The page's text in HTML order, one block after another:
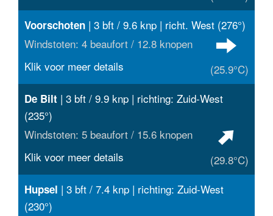
Voorschoten | 3 bft / 9.6 knp | richt. West (276°)
Windstoten: 4 beaufort / 12.8 knopen
(25.9°C)
Klik voor meer details
De Bilt | 3 bft / 9.9 knp | richting: Zuid-West
(235°)
Windstoten: 5 beaufort / 15.6 knopen
(29.8°C)
Klik voor meer details
Hupsel | 3 bft / 7.4 knp | richting: Zuid-West
(230°)